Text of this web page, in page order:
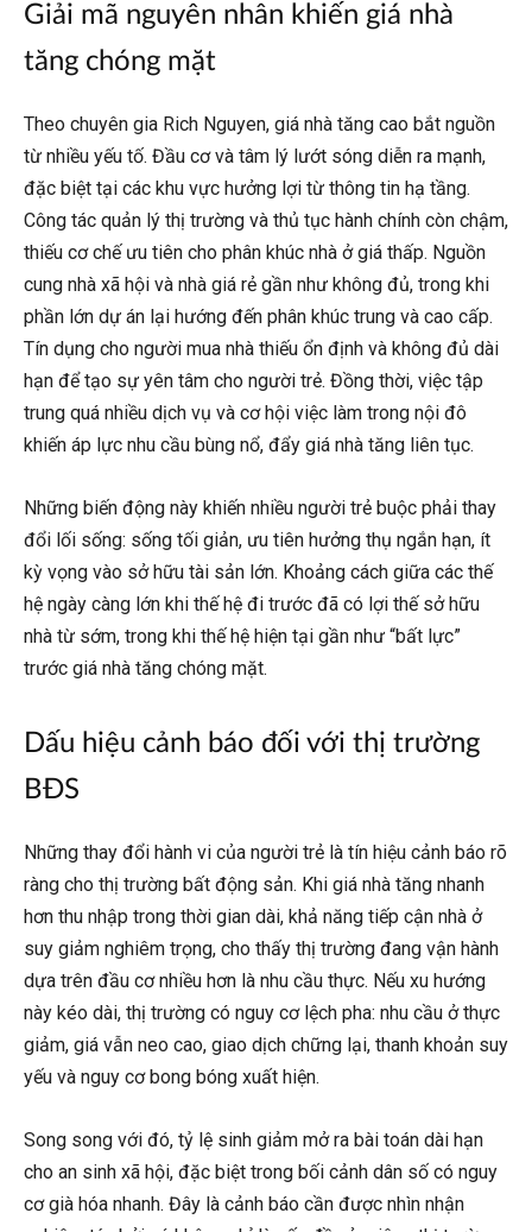
Giải mã nguyên nhân khiến giá nhà
tăng chóng mặt
Theo chuyên gia Rich Nguyen, giá nhà tăng cao bắt nguồn
từ nhiều yếu tố. Đầu cơ và tâm lý lướt sóng diễn ra mạnh,
đặc biệt tại các khu vực hưởng lợi từ thông tin hạ tầng.
Công tác quản lý thị trường và thủ tục hành chính còn chậm,
thiếu cơ chế ưu tiên cho phân khúc nhà ở giá thấp. Nguồn
cung nhà xã hội và nhà giá rẻ gần như không đủ, trong khi
phần lớn dự án lại hướng đến phân khúc trung và cao cấp.
Tín dụng cho người mua nhà thiếu ổn định và không đủ dài
hạn để tạo sự yên tâm cho người trẻ. Đồng thời, việc tập
trung quá nhiều dịch vụ và cơ hội việc làm trong nội đô
khiến áp lực nhu cầu bùng nổ, đẩy giá nhà tăng liên tục.
Những biến động này khiến nhiều người trẻ buộc phải thay
đổi lối sống: sống tối giản, ưu tiên hưởng thụ ngắn hạn, ít
kỳ vọng vào sở hữu tài sản lớn. Khoảng cách giữa các thế
hệ ngày càng lớn khi thế hệ đi trước đã có lợi thế sở hữu
nhà từ sớm, trong khi thế hệ hiện tại gần như “bất lực”
trước giá nhà tăng chóng mặt.
Dấu hiệu cảnh báo đối với thị trường
BĐS
Những thay đổi hành vi của người trẻ là tín hiệu cảnh báo rõ
ràng cho thị trường bất động sản. Khi giá nhà tăng nhanh
hơn thu nhập trong thời gian dài, khả năng tiếp cận nhà ở
suy giảm nghiêm trọng, cho thấy thị trường đang vận hành
dựa trên đầu cơ nhiều hơn là nhu cầu thực. Nếu xu hướng
này kéo dài, thị trường có nguy cơ lệch pha: nhu cầu ở thực
giảm, giá vẫn neo cao, giao dịch chững lại, thanh khoản suy
yếu và nguy cơ bong bóng xuất hiện.
Song song với đó, tỷ lệ sinh giảm mở ra bài toán dài hạn
cho an sinh xã hội, đặc biệt trong bối cảnh dân số có nguy
cơ già hóa nhanh. Đây là cảnh báo cần được nhìn nhận